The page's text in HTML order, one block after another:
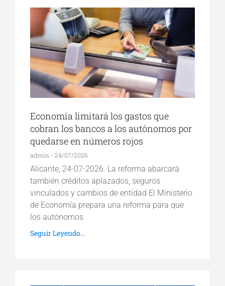
Economía limitará los gastos que
cobran los bancos a los autónomos por
quedarse en números rojos
admin 24/07/2026
Alicante, 24-07-2026. La reforma abarcará
también créditos aplazados, seguros
vinculados y cambios de entidad El Ministerio
de Economía prepara una reforma para que
los autónomos
Seguir Leyendo...